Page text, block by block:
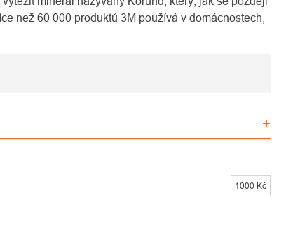
než 60 000 produktů 3M používá v domácnostech,
1000 Kč